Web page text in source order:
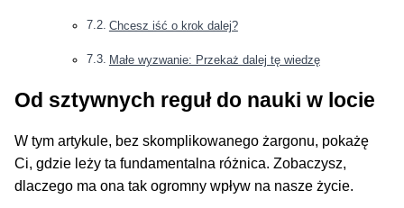
Chcesz iść o krok dalej?
Małe wyzwanie: Przekaż dalej tę wiedzę
Od sztywnych reguł do nauki w locie
W tym artykule, bez skomplikowanego żargonu, pokażę
Ci, gdzie leży ta fundamentalna różnica. Zobaczysz,
dlaczego ma ona tak ogromny wpływ na nasze życie.